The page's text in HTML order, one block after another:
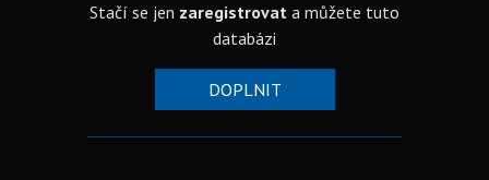
Stačí se jen zaregistrovat a můžete tuto
databázi
DOPLNIT